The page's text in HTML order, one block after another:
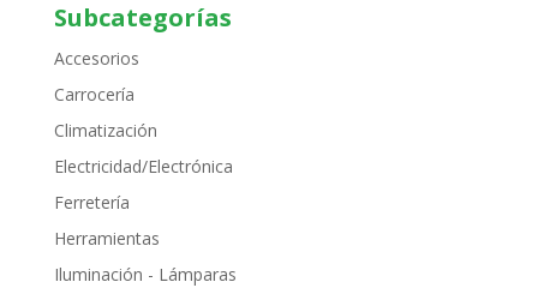
Subcategorías
Accesorios
Carrocería
Climatización
Electricidad/Electrónica
Ferretería
Herramientas
Iluminación - Lámparas